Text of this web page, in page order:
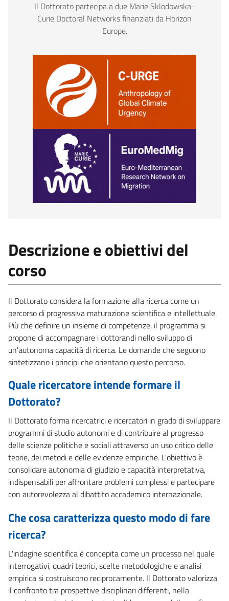
Il Dottorato partecipa a due Marie Sklodowska-
Curie Doctoral Networks finanziati da Horizon
Europe.
Descrizione e obiettivi del
corso
Il Dottorato considera la formazione alla ricerca come un
percorso di progressiva maturazione scientifica e intellettuale.
Più che definire un insieme di competenze, il programma si
propone di accompagnare i dottorandi nello sviluppo di
un'autonoma capacità di ricerca. Le domande che seguono
sintetizzano i principi che orientano questo percorso.
Quale ricercatore intende formare il
Dottorato?
Il Dottorato forma ricercatrici e ricercatori in grado di sviluppare
programmi di studio autonomi e di contribuire al progresso
delle scienze politiche e sociali attraverso un uso critico delle
teorie, dei metodi e delle evidenze empiriche. L'obiettivo è
consolidare autonomia di giudizio e capacità interpretativa,
indispensabili per affrontare problemi complessi e partecipare
con autorevolezza al dibattito accademico internazionale.
Che cosa caratterizza questo modo di fare
ricerca?
L'indagine scientifica è concepita come un processo nel quale
interrogativi, quadri teorici, scelte metodologiche e analisi
empirica si costruiscono reciprocamente. Il Dottorato valorizza
il confronto tra prospettive disciplinari differenti, nella